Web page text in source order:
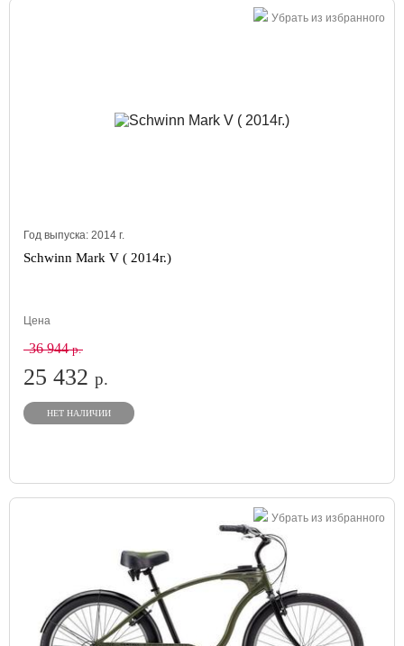
Убрать из избранного
Год выпуска: 2014 г.
Schwinn Mark V ( 2014г.)
Цена
36 944р.
25 432 р.
НЕТ НАЛИЧИИ
Убрать из избранного